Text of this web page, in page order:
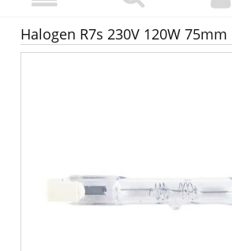
Halogen R7s 230V 120W 75mm